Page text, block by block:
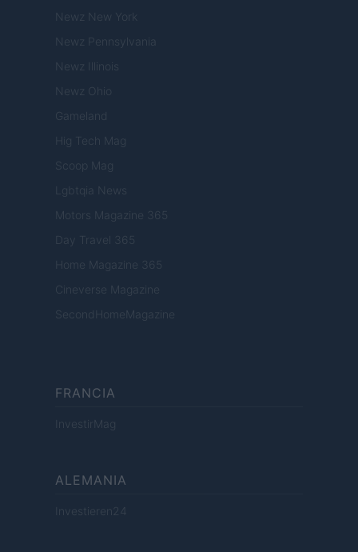
Newz New York
Newz Pennsylvania
Newz Illinois
Newz Ohio
Gameland
Hig Tech Mag
Scoop Mag
Lgbtqia News
Motors Magazine 365
Day Travel 365
Home Magazine 365
Cineverse Magazine
SecondHomeMagazine
FRANCIA
InvestirMag
ALEMANIA
Investieren24